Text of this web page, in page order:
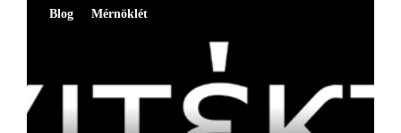
Blog Mérnöklét